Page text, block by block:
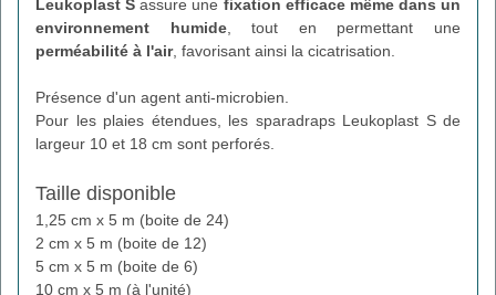
Leukoplast S assure une fixation efficace même dans un
environnement humide, tout en permettant une
perméabilité à l'air, favorisant ainsi la cicatrisation.
Présence d'un agent anti-microbien.
Pour les plaies étendues, les sparadraps Leukoplast S de
largeur 10 et 18 cm sont perforés.
Taille disponible
1,25 cm x 5 m (boite de 24)
2 cm x 5 m (boite de 12)
5 cm x 5 m (boite de 6)
10 cm x 5 m (à l'unité)